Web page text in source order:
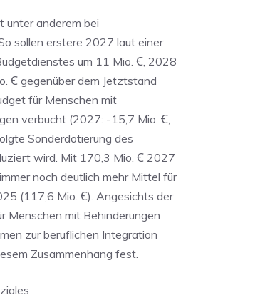
unter anderem bei
sollen erstere 2027 laut einer
um 11 Mio. Ꞓ, 2028
Ꞓ gegenüber dem Jetztstand
für Menschen mit
verbucht (2027: -15,7 Mio. Ꞓ,
Sonderdotierung des
wird. Mit 170,3 Mio. Ꞓ 2027
noch deutlich mehr Mittel für
(117,6 Mio. Ꞓ). Angesichts der
Menschen mit Behinderungen
zur beruflichen Integration
Zusammenhang fest.